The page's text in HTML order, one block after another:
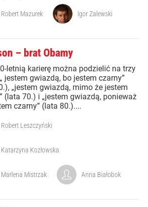
Robert Mazurek Igor Zalewski
– brat Obamy
letnią karierę można podzielić na trzy
jestem gwiazdą, bo jestem czarny”
„jestem gwiazdą, mimo że jestem
(lata 70.) i „jestem gwiazdą, ponieważ
czarny” (lata 80.)....
Robert Leszczyński
Katarzyna Kozłowska
Marlena Mistrzak Anna Białobok